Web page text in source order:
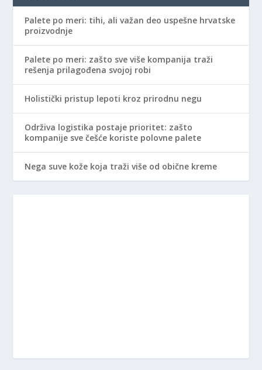
Palete po meri: tihi, ali važan deo uspešne hrvatske
proizvodnje
Palete po meri: zašto sve više kompanija traži
rešenja prilagođena svojoj robi
Holistički pristup lepoti kroz prirodnu negu
Održiva logistika postaje prioritet: zašto
kompanije sve češće koriste polovne palete
Nega suve kože koja traži više od obične kreme